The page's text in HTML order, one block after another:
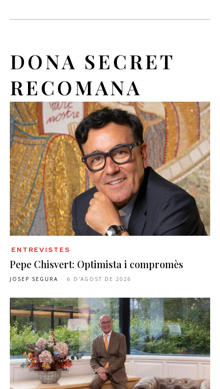
DONA SECRET
RECOMANA
ENTREVISTES
Pepe Chisvert: Optimista i compromès
JOSEP SEGURA - 6 D'AGOST DE 2026